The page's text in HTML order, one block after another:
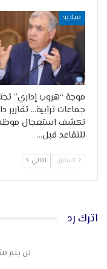
سلايد
موجة “هروب إداري”
جماعات ترابية… تقارير
تكشف استعجال
للتقاعد قبل…
السابق التالي
اترك رد
لن يتم